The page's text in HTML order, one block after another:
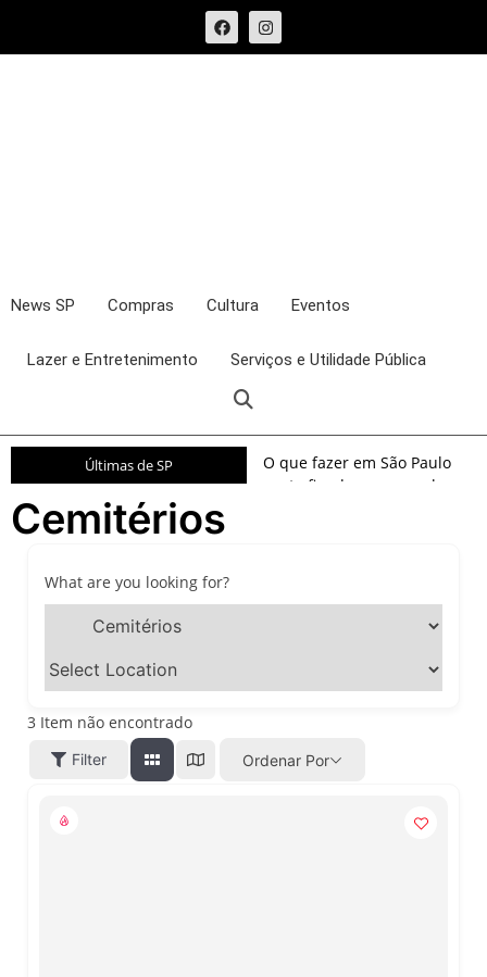
News SP Compras Cultura Eventos
Lazer e Entretenimento Serviços e Utilidade Pública
Últimas de SP
O que fazer em São Paulo
neste fim de semana: shows,
passeios imperdíveis nos
dias 8 e 9 de agosto de 2026
transforma o Bixiga em um
pedaço da Itália durante
em agosto de 2026: festas
Cemitérios
What are you looking for?
3 Item não encontrado
Filter Ordenar Por